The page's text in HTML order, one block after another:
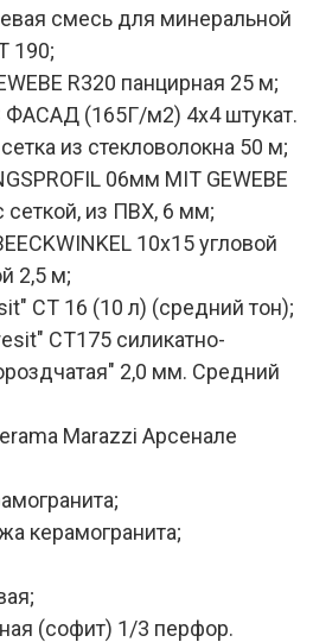
смесь для минеральной
190;
R320 панцирная 25 м;
(165Г/м2) 4х4 штукат.
из стекловолокна 50 м;
06мм MIT GEWEBE
из ПВХ, 6 мм;
10х15 угловой
2,5 м;
СТ 16 (10 л) (средний тон);
СТ175 силикатно-
2,0 мм. Средний
Marazzi Арсенале
керамогранита;
(софит) 1/3 перфор.